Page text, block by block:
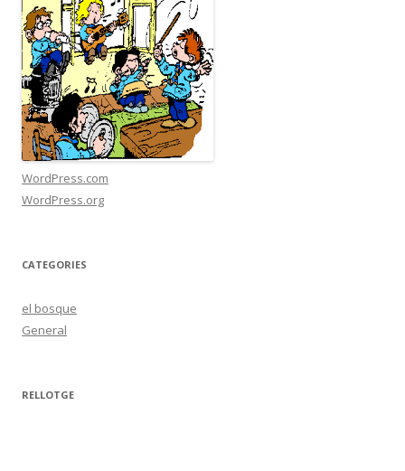
WordPress.com
WordPress.org
CATEGORIES
el bosque
General
RELLOTGE